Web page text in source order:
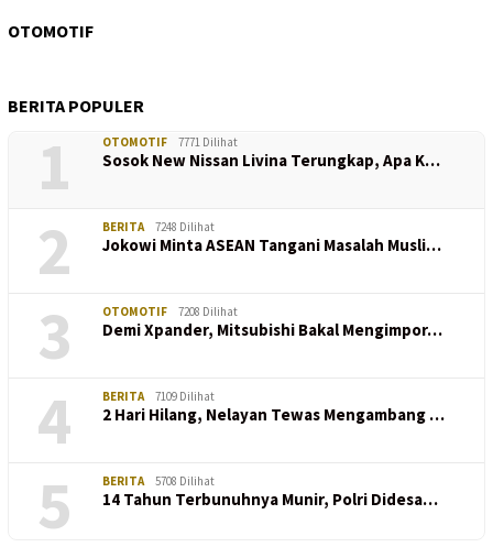
OTOMOTIF
BERITA POPULER
1 OTOMOTIF 7771 Dilihat
Sosok New Nissan Livina Terungkap, Apa K…
2 BERITA 7248 Dilihat
Jokowi Minta ASEAN Tangani Masalah Musli…
3 OTOMOTIF 7208 Dilihat
Demi Xpander, Mitsubishi Bakal Mengimpor…
4 BERITA 7109 Dilihat
2 Hari Hilang, Nelayan Tewas Mengambang …
5 BERITA 5708 Dilihat
14 Tahun Terbunuhnya Munir, Polri Didesa…